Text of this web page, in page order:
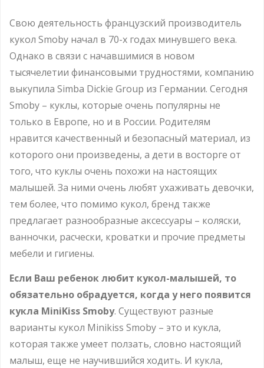
Свою деятельность французский производитель
кукол Smoby начал в 70-х годах минувшего века.
Однако в связи с начавшимися в новом
тысячелетии финансовыми трудностями, компанию
выкупила Simba Dickie Group из Германии. Сегодня
Smoby – куклы, которые очень популярны не
только в Европе, но и в России. Родителям
нравится качественный и безопасный материал, из
которого они произведены, а дети в восторге от
того, что куклы очень похожи на настоящих
малышей. За ними очень любят ухаживать девочки,
тем более, что помимо кукол, бренд также
предлагает разнообразные аксессуары – коляски,
ванночки, расчески, кроватки и прочие предметы
мебели и гигиены.
Если Ваш ребенок любит кукол-малышей, то
обязательно обрадуется, когда у него появится
кукла MiniKiss Smoby. Существуют разные
варианты кукол Minikiss Smoby – это и кукла,
которая также умеет ползать, словно настоящий
малыш, еще не научившийся ходить. И кукла,